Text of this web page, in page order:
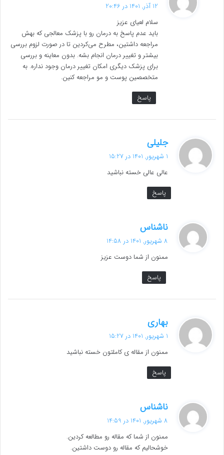
12 آذر, 1401 در 20:46
سلام لعیای عزیز
باید عدم پاسخ به درمان رو با پزشک معالجی که بهش
مراجعه داشتین، مطرح می‌کردین تا در صورت لزوم بررسی
بیشتر و تغییر درمان انجام بشه. بدون معاینه و بررسی
برای پزشک دیگری امکان تغییر درمان وجود نداره. به
متخصصین پوست و مو مراجعه کنین.
پاسخ
جلیلی
ت
:
1 شهریور, 1401 در 15:27
عالی عالی خسته نباشید
پاسخ
ناشناس
ف
:
8 شهریور, 1401 در 14:58
ممنون از شما دوست عزیز
پاسخ
بهاری
ت
:
1 شهریور, 1401 در 15:27
ممنون از مقاله ی کاملتون خسته نباشید
پاسخ
ناشناس
ف
:
8 شهریور, 1401 در 14:59
ممنون از شما که مقاله رو مطالعه کردین.
خوشحالیم که مقاله رو دوست داشتین.